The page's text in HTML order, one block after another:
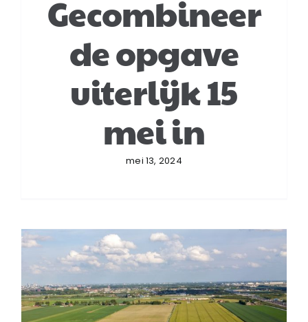
Gecombineer
de opgave
uiterlijk 15
mei in
mei 13, 2024